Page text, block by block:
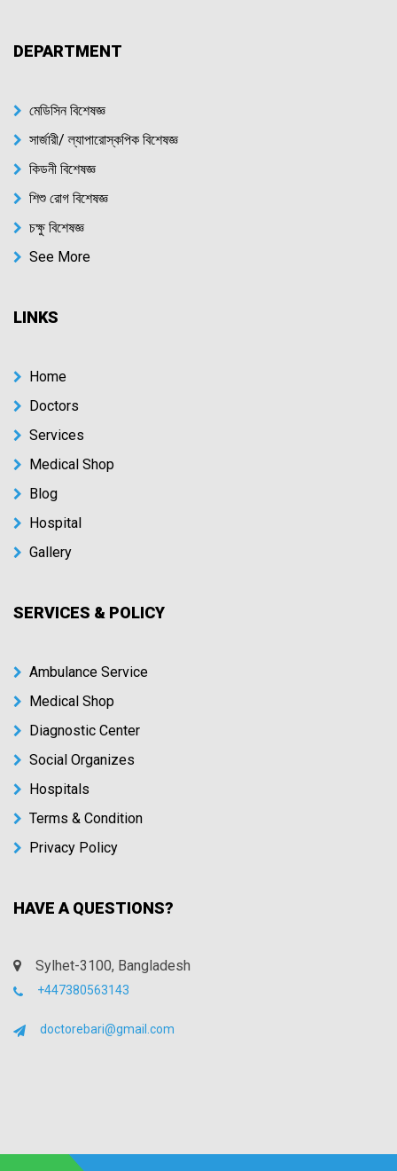
DEPARTMENT
মেডিসিন বিশেষজ্ঞ
সার্জারী/ ল্যাপারোস্কপিক বিশেষজ্ঞ
কিডনী বিশেষজ্ঞ
শিশু রোগ বিশেষজ্ঞ
চক্ষু বিশেষজ্ঞ
See More
LINKS
Home
Doctors
Services
Medical Shop
Blog
Hospital
Gallery
SERVICES & POLICY
Ambulance Service
Medical Shop
Diagnostic Center
Social Organizes
Hospitals
Terms & Condition
Privacy Policy
HAVE A QUESTIONS?
Sylhet-3100, Bangladesh
+447380563143
doctorebari@gmail.com